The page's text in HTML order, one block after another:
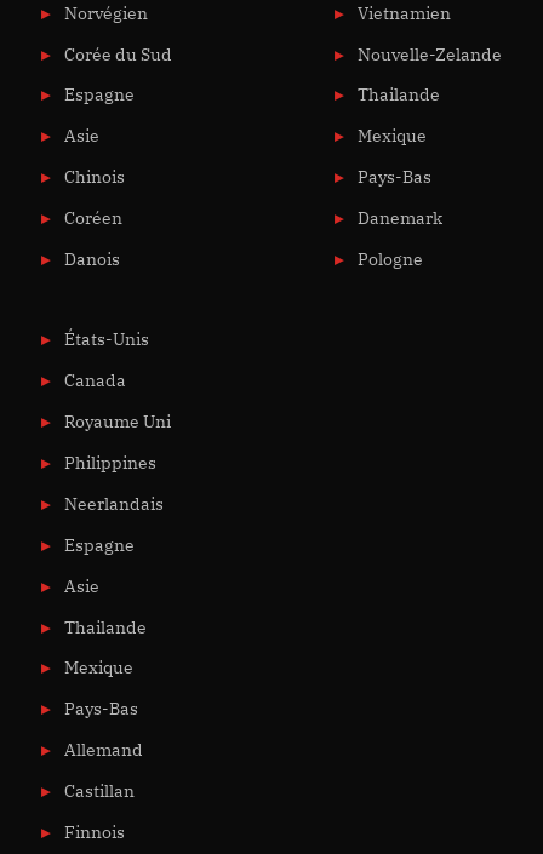
Norvégien
Corée du Sud
Espagne
Asie
Chinois
Coréen
Danois
Vietnamien
Nouvelle-Zelande
Thailande
Mexique
Pays-Bas
Danemark
Pologne
États-Unis
Canada
Royaume Uni
Philippines
Neerlandais
Espagne
Asie
Thailande
Mexique
Pays-Bas
Allemand
Castillan
Finnois